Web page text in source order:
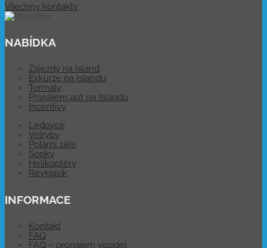
Všechny kontakty
NABÍDKA
Zájezdy na Island
Exkurze na Islandu
Termály
Pronájem aut na Islandu
Incentivy
Ledovce
Velryby
Polární záře
Sopky
Helikoptéry
Reykjavík
INFORMACE
Kontakt
FAQ
FAQ – pronájem vozidel